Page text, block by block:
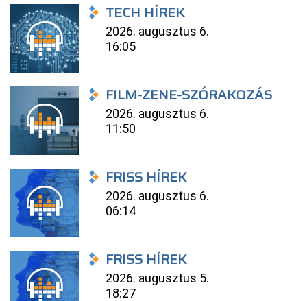
TECH HÍREK
2026. augusztus 6.
16:05
FILM-ZENE-SZÓRAKOZÁS
2026. augusztus 6.
11:50
FRISS HÍREK
2026. augusztus 6.
06:14
FRISS HÍREK
2026. augusztus 5.
18:27